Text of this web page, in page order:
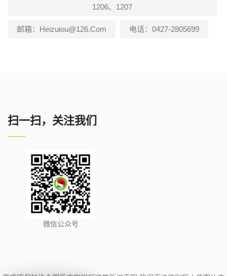
1206、1207
邮箱：heizuiou@126.com 电话：0427-2805699
扫一扫，关注我们
微信公众号